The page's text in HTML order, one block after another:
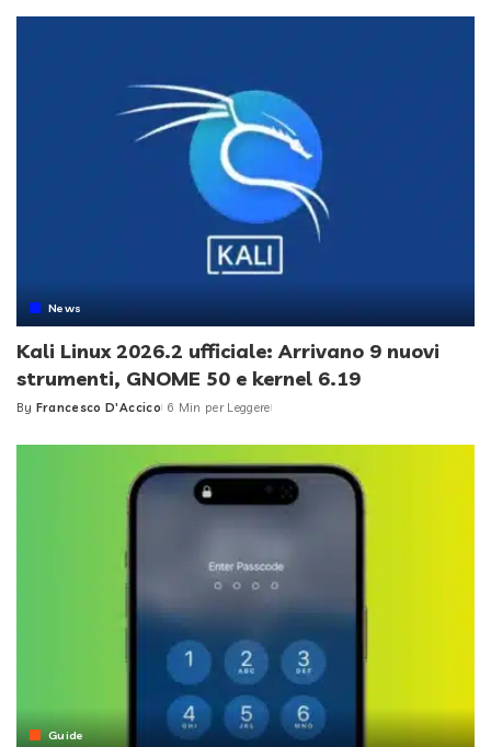
News
Kali Linux 2026.2 ufficiale: Arrivano 9 nuovi
strumenti, GNOME 50 e kernel 6.19
Posted
By Francesco D'Accico 6 Min per Leggere
Guide